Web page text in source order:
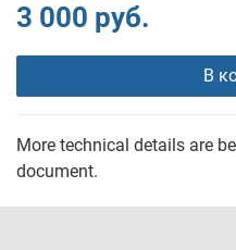
3 000 руб.
В
More technical details are
document.